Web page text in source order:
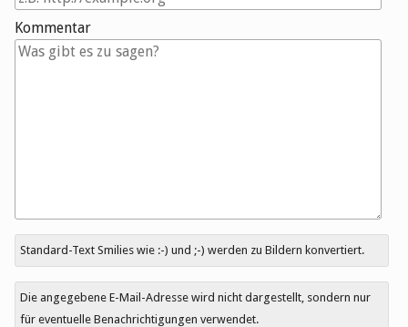
Kommentar
Antwort
zu
Standard-Text Smilies wie :-) und ;-) werden zu Bildern konvertiert.
Die angegebene E-Mail-Adresse wird nicht dargestellt, sondern nur
für eventuelle Benachrichtigungen verwendet.